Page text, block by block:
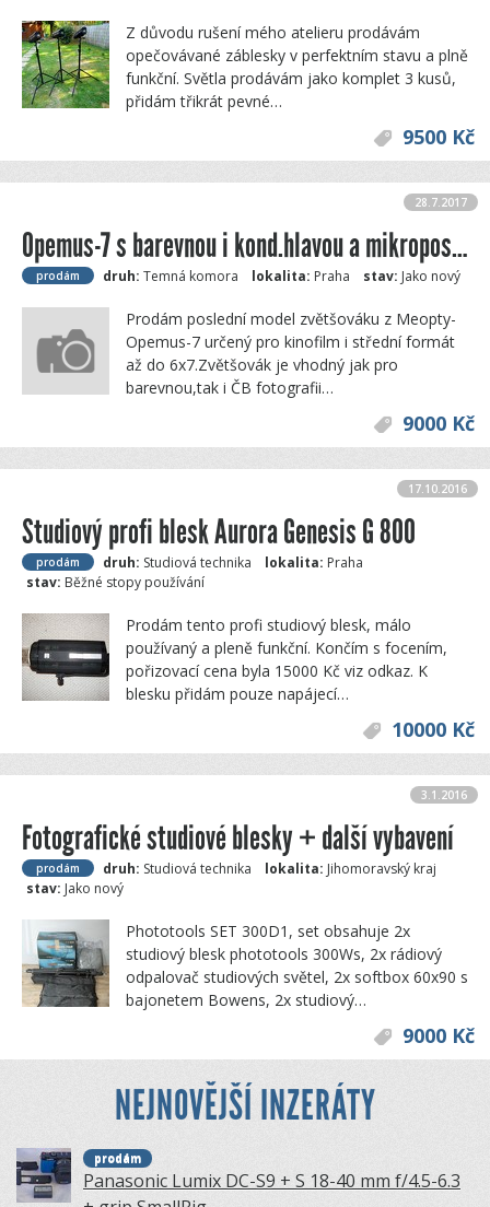
Z důvodu rušení mého atelieru prodávám
opečovávané záblesky v perfektním stavu a plně
funkční. Světla prodávám jako komplet 3 kusů,
přidám třikrát pevné…
9500 Kč
28.7.2017
Opemus-7 s barevnou i kond.hlavou a mikroposuvem
prodám druh: Temná komora lokalita: Praha stav: Jako nový
Prodám poslední model zvětšováku z Meopty-
Opemus-7 určený pro kinofilm i střední formát
až do 6x7.Zvětšovák je vhodný jak pro
barevnou,tak i ČB fotografii…
9000 Kč
17.10.2016
Studiový profi blesk Aurora Genesis G 800
prodám druh: Studiová technika lokalita: Praha
stav: Běžné stopy používání
Prodám tento profi studiový blesk, málo
používaný a pleně funkční. Končím s focením,
pořizovací cena byla 15000 Kč viz odkaz. K
blesku přidám pouze napájecí…
10000 Kč
3.1.2016
Fotografické studiové blesky + další vybavení
prodám druh: Studiová technika lokalita: Jihomoravský kraj
stav: Jako nový
Phototools SET 300D1, set obsahuje 2x
studiový blesk phototools 300Ws, 2x rádiový
odpalovač studiových světel, 2x softbox 60x90 s
bajonetem Bowens, 2x studiový…
9000 Kč
NEJNOVĚJŠÍ INZERÁTY
prodám
Panasonic Lumix DC-S9 + S 18-40 mm f/4.5-6.3